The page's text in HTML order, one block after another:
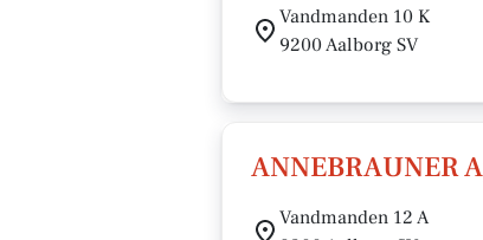
Vandmanden 10 K
9200 Aalborg SV
ANNEBRAUNER
Vandmanden 12 A